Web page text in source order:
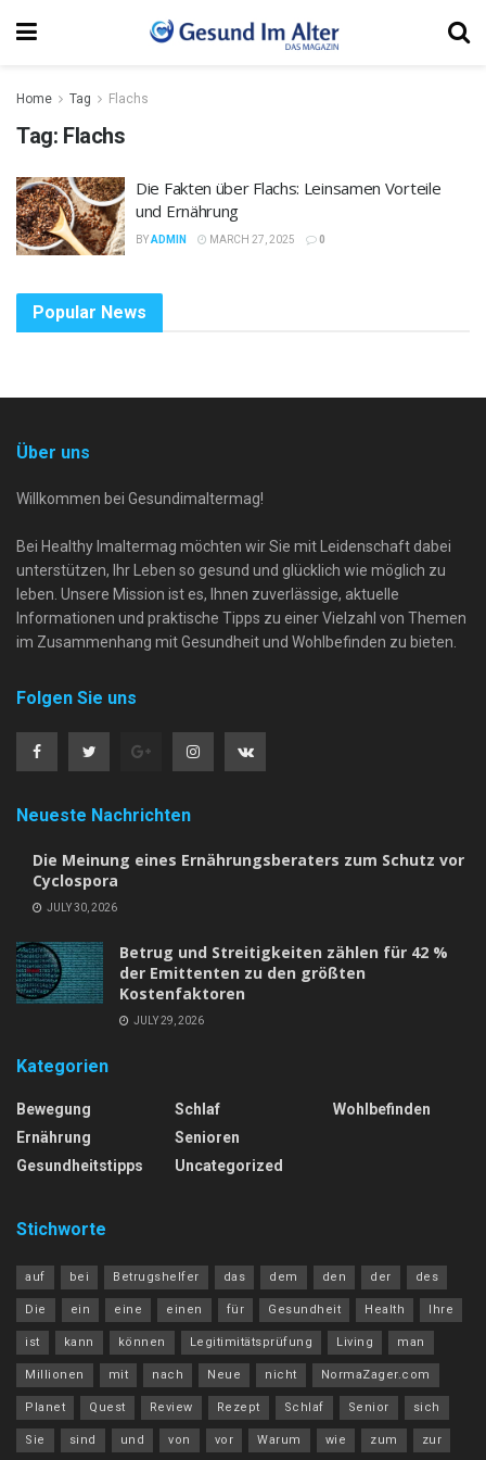
Home Tag Flachs
Tag: Flachs
Die Fakten über Flachs: Leinsamen Vorteile
und Ernährung
BYADMIN MARCH 27, 2025 0
Popular News
Über uns
Willkommen bei Gesundimaltermag!
Bei Healthy Imaltermag möchten wir Sie mit Leidenschaft dabei
unterstützen, Ihr Leben so gesund und glücklich wie möglich zu
leben. Unsere Mission ist es, Ihnen zuverlässige, aktuelle
Informationen und praktische Tipps zu einer Vielzahl von Themen
im Zusammenhang mit Gesundheit und Wohlbefinden zu bieten.
Folgen Sie uns
Neueste Nachrichten
Die Meinung eines Ernährungsberaters zum Schutz vor
Cyclospora
JULY 30, 2026
Betrug und Streitigkeiten zählen für 42 %
der Emittenten zu den größten
Kostenfaktoren
JULY 29, 2026
Kategorien
Bewegung
Ernährung
Gesundheitstipps
Schlaf
Senioren
Uncategorized
Wohlbefinden
Stichworte
auf bei Betrugshelfer das dem den der des
Die ein eine einen für Gesundheit Health Ihre
ist kann können Legitimitätsprüfung Living man
Millionen mit nach Neue nicht NormaZager.com
Planet Quest Review Rezept Schlaf Senior sich
Sie sind und von vor Warum wie zum zur